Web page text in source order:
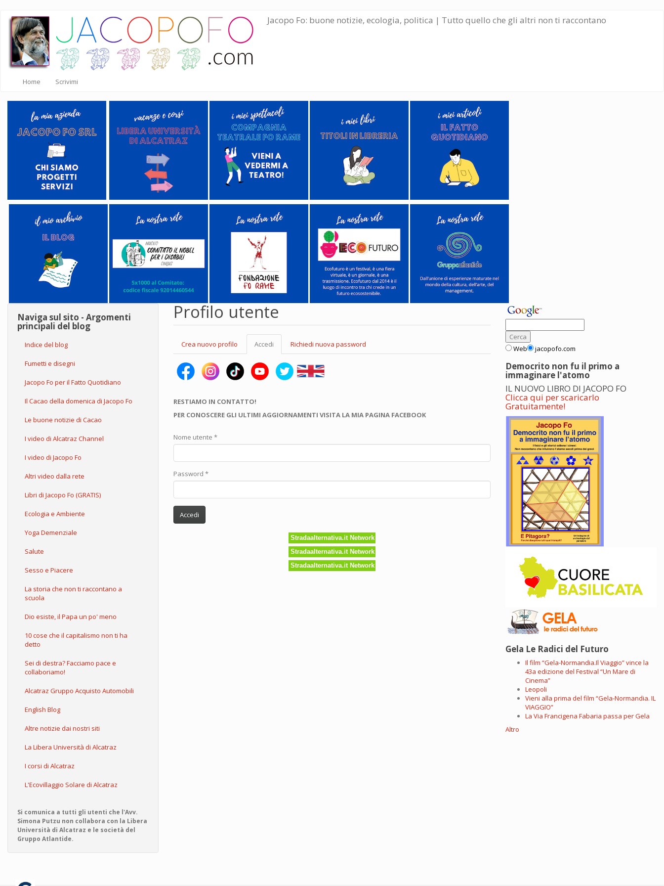
Salta
contenuto
principale
Jacopo Fo: buone notizie, ecologia, politica | Tutto quello che gli altri non ti raccontano
Home Scrivimi
Naviga sul sito - Argomenti
principali del blog
Indice del blog
Fumetti e disegni
Jacopo Fo per il Fatto Quotidiano
Il Cacao della domenica di Jacopo Fo
Le buone notizie di Cacao
I video di Alcatraz Channel
I video di Jacopo Fo
Altri video dalla rete
Libri di Jacopo Fo (GRATIS)
Ecologia e Ambiente
Yoga Demenziale
Salute
Sesso e Piacere
La storia che non ti raccontano a
scuola
Dio esiste, il Papa un po' meno
10 cose che il capitalismo non ti ha
detto
Sei di destra? Facciamo pace e
collaboriamo!
Alcatraz Gruppo Acquisto Automobili
English Blog
Altre notizie dai nostri siti
La Libera Università di Alcatraz
I corsi di Alcatraz
L'Ecovillaggio Solare di Alcatraz
Si comunica a tutti gli utenti che l'Avv.
Simona Putzu non collabora con la Libera
Università di Alcatraz e le società del
Gruppo Atlantide.
Profilo utente
primarie
Crea nuovo profilo Accedi (scheda
attiva)
Richiedi nuova password
RESTIAMO IN CONTATTO!
PER CONOSCERE GLI ULTIMI AGGIORNAMENTI VISITA LA MIA PAGINA FACEBOOK
Nome utente *
Password *
Accedi
Stradaalternativa.it Network
Stradaalternativa.it Network
Stradaalternativa.it Network
Web jacopofo.com
Democrito non fu il primo a
immaginare l'atomo
IL NUOVO LIBRO DI JACOPO FO
Clicca qui per scaricarlo
Gratuitamente!
Gela Le Radici del Futuro
Il film “Gela-Normandia.Il Viaggio” vince la
43a edizione del Festival “Un Mare di
Cinema”
Leopoli
Vieni alla prima del film “Gela-Normandia. IL
VIAGGIO”
La Via Francigena Fabaria passa per Gela
Altro